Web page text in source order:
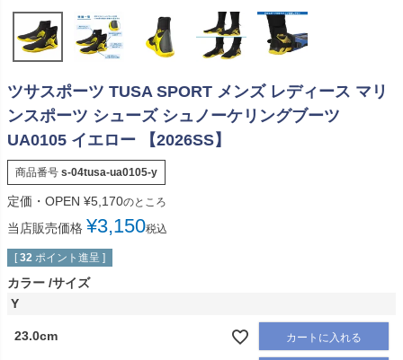
ツサスポーツ TUSA SPORT メンズ レディース マリ
ンスポーツ シューズ シュノーケリングブーツ
UA0105 イエロー 【2026SS】
商品番号 s-04tusa-ua0105-y
定価・OPEN ¥5,170のところ
当店販売価格 ¥3,150税込
[ 32 ポイント進呈 ]
カラー サイズ
Y
23.0cm カートに入れる